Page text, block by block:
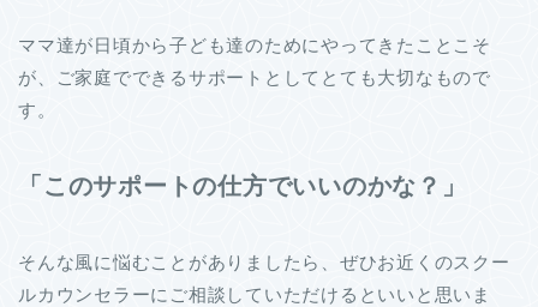
ママ達が日頃から子ども達のためにやってきたことこそ
が、ご家庭でできるサポートとしてとても大切なもので
す。
「このサポートの仕方でいいのかな？」
そんな風に悩むことがありましたら、ぜひお近くのスクー
ルカウンセラーにご相談していただけるといいと思いま